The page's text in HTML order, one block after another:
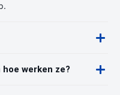
werken ze?